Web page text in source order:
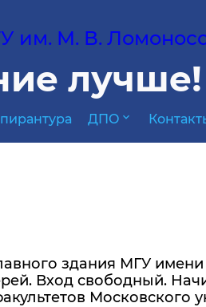
им. М. В.
лучше!
ДПО expand_more
здания МГУ
Вход свободный.
Московского